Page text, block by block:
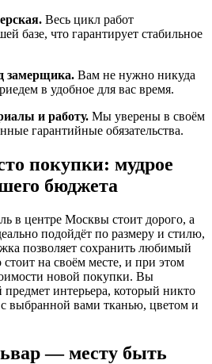
Весь цикл работ
базе, что гарантирует стабильное
замерщика. Вам не нужно никуда
в удобное для вас время.
и работу. Мы уверены в своём
гарантийные обязательства.
покупки: мудрое
бюджета
в центре Москвы стоит дорого, а
подойдёт по размеру и стилю,
позволяет сохранить любимый
на своём месте, и при этом
новой покупки. Вы
интерьера, который никто
выбранной вами тканью, цветом и
— месту быть